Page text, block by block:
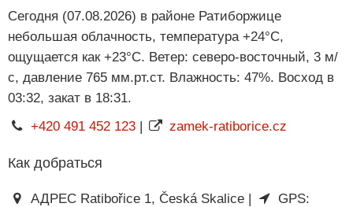
Сегодня (07.08.2026) в районе Ратиборжице
небольшая облачность, температура +24°C,
ощущается как +23°C. Ветер: северо-восточный, 3 м/
с, давление 765 мм.рт.ст. Влажность: 47%. Восход в
03:32, закат в 18:31.
+420 491 452 123| zamek-ratiborice.cz
Как добраться
АДРЕС Ratibořice 1, Česká Skalice |
GPS: